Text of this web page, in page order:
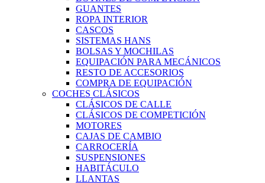
GUANTES
ROPA INTERIOR
CASCOS
SISTEMAS HANS
BOLSAS Y MOCHILAS
EQUIPACIÓN PARA MECÁNICOS
RESTO DE ACCESORIOS
COMPRA DE EQUIPACIÓN
COCHES CLÁSICOS
CLÁSICOS DE CALLE
CLÁSICOS DE COMPETICIÓN
MOTORES
CAJAS DE CAMBIO
CARROCERÍA
SUSPENSIONES
HABITÁCULO
LLANTAS